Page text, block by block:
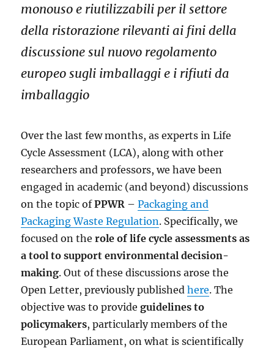
monouso e riutilizzabili per il settore
della ristorazione rilevanti ai fini della
discussione sul nuovo regolamento
europeo sugli imballaggi e i rifiuti da
imballaggio
Over the last few months, as experts in Life
Cycle Assessment (LCA), along with other
researchers and professors, we have been
engaged in academic (and beyond) discussions
on the topic ofPPWR –Packaging and
Packaging Waste Regulation. Specifically, we
focused on the role of life cycle assessments as
a tool to support environmental decision-
making. Out of these discussions arose the
Open Letter, previously publishedhere. The
objective was to provideguidelines to
policymakers, particularly members of the
European Parliament, on what is scientifically